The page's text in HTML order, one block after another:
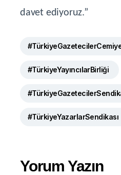
davet ediyoruz.”
#TürkiyeYayıncılarBirliği
#TürkiyeYazarlarSendikası
Yorum Yazın